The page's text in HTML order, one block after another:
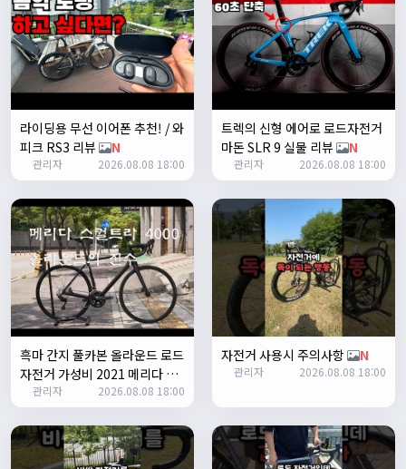
1
쏭박17:23:35
2
쏭박17:23:38
테스트 2
쏭박17:23:41
테스트 테스트
쏭박17:24:16
쏭박 17:24:22
사진 업로드 테스트
쏭박17:24:35
테스트 완료입니다 :)
라이딩용 무선 이어폰 추천! / 와
피크 RS3 리뷰
N
관리자 2026.08.08 18:00
트렉의 신형 에어로 로드자전거
마돈 SLR 9 실물 리뷰
N
관리자 2026.08.08 18:00
흑마 간지 풀카본 올라운드 로드
자전거 가성비 2021 메리다 스
컬트라 4000/105구동계 유압
식 디스크 브레이크
N
관리자 2026.08.08 18:00
자전거 사용시 주의사항 N
관리자 2026.08.08 18:00